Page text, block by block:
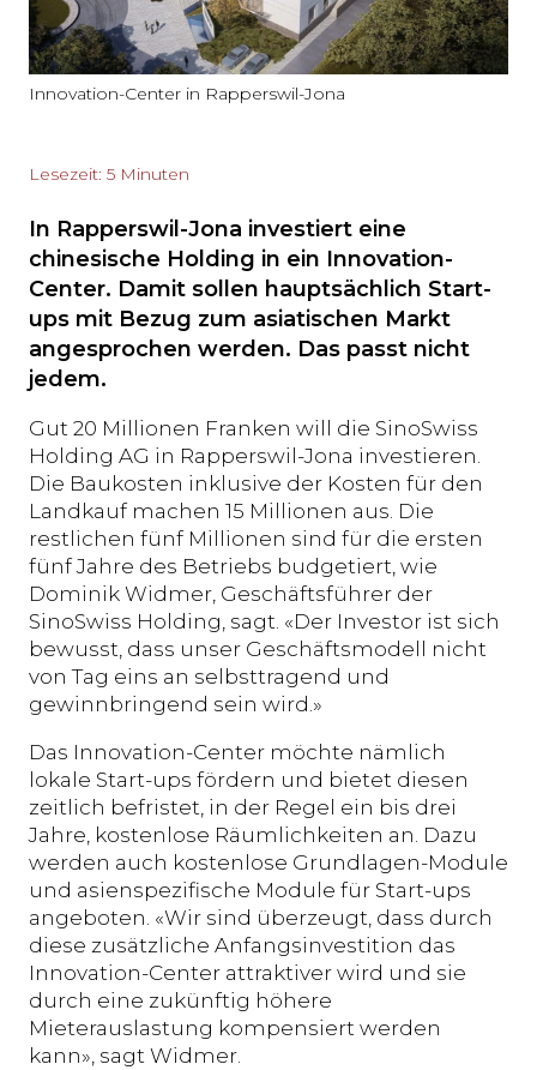
Innovation-Center in Rapperswil-Jona
Lesezeit: 5 Minuten
In Rapperswil-Jona investiert eine
chinesische Holding in ein Innovation-
Center. Damit sollen hauptsächlich Start-
ups mit Bezug zum asiatischen Markt
angesprochen werden. Das passt nicht
jedem.
Gut 20 Millionen Franken will die SinoSwiss
Holding AG in Rapperswil-Jona investieren.
Die Baukosten inklusive der Kosten für den
Landkauf machen 15 Millionen aus. Die
restlichen fünf Millionen sind für die ersten
fünf Jahre des Betriebs budgetiert, wie
Dominik Widmer, Geschäftsführer der
SinoSwiss Holding, sagt. «Der Investor ist sich
bewusst, dass unser Geschäftsmodell nicht
von Tag eins an selbsttragend und
gewinnbringend sein wird.»
Das Innovation-Center möchte nämlich
lokale Start-ups fördern und bietet diesen
zeitlich befristet, in der Regel ein bis drei
Jahre, kostenlose Räumlichkeiten an. Dazu
werden auch kostenlose Grundlagen-Module
und asienspezifische Module für Start-ups
angeboten. «Wir sind überzeugt, dass durch
diese zusätzliche Anfangsinvestition das
Innovation-Center attraktiver wird und sie
durch eine zukünftig höhere
Mieterauslastung kompensiert werden
kann», sagt Widmer.